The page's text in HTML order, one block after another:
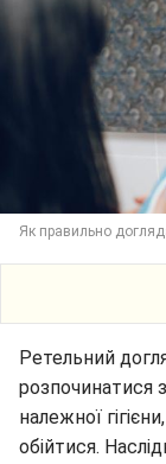
Як правильно
Ретельний
розпочинатися
належної
обійтися.